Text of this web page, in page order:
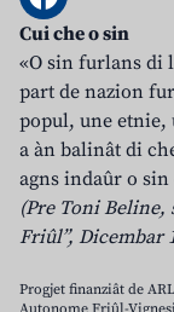
Cui che o sin
«O sin furlans di
part de nazion
popul, une etnie,
a àn balinât di
agns indaûr o
(Pre Toni
Friûl”, Dicembar
Progjet finanziât de